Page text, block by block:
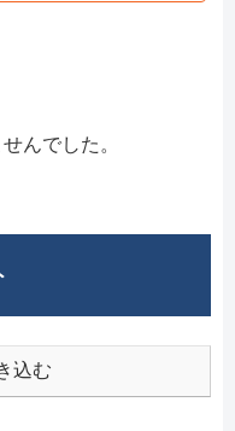
んでした。
込む